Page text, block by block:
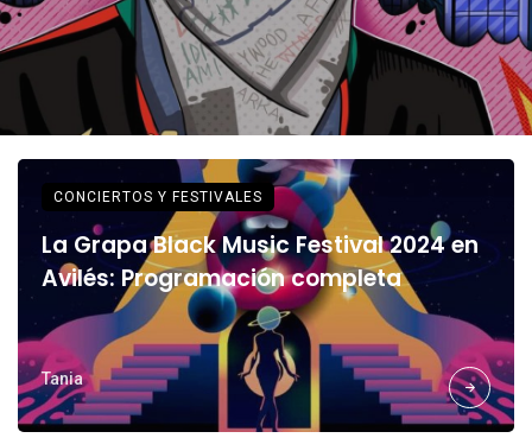
CONCIERTOS Y FESTIVALES
La Grapa Black Music Festival 2024 en
Avilés: Programación completa
Tania